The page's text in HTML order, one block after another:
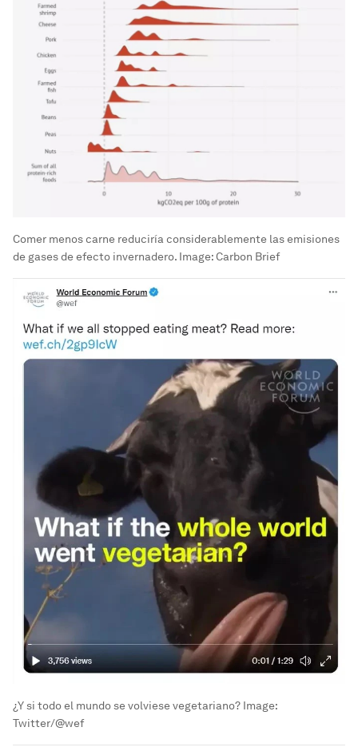
Comer menos carne reduciría considerablemente las emisiones
de gases de efecto invernadero. Image:Carbon Brief
¿Y si todo el mundo se volviese vegetariano? Image:
Twitter/@wef